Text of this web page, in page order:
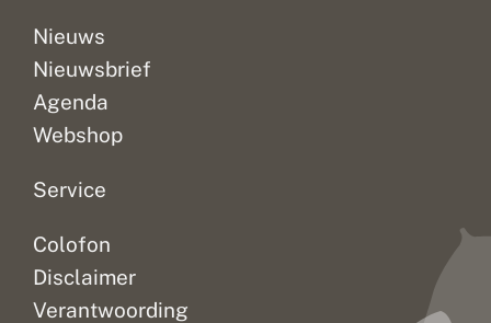
Nieuws
Nieuwsbrief
Agenda
Webshop
Service
Colofon
Disclaimer
Verantwoording